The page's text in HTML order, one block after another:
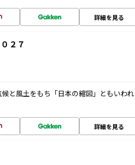
詳細を見る
２７
と風土をもち「日本の縮図」ともいわれ
詳細を見る